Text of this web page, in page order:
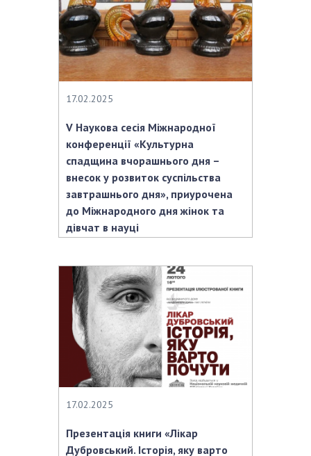
17.02.2025
V Наукова сесія Міжнародної
конференції «Культурна
спадщина вчорашнього дня –
внесок у розвиток суспільства
завтрашнього дня», приурочена
до Міжнародного дня жінок та
дівчат в науці
17.02.2025
Презентація книги «Лікар
Дубровський. Історія, яку варто